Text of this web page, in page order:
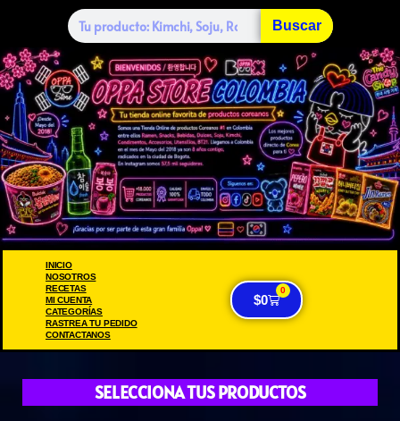
Buscar
INICIO
NOSOTROS
RECETAS
MI CUENTA
CATEGORÍAS
RASTREA TU PEDIDO
CONTACTANOS
$0
0
SELECCIONA TUS PRODUCTOS